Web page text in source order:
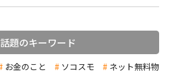
話題のキーワード
お金のこと ソコスモ
ネット無料物